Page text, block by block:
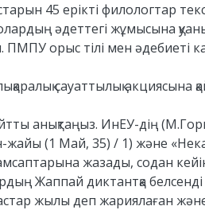
45 ерікті филологтар
әдеттегі жұмысына
ПМПУ орыс тілі мен әдебиеті
сауаттылық акциясына
анықтаңыз. ИнЕУ-дің
жайы (1 Май, 35) / 1) және
жазады, содан
Жаппай диктантқа
жылы деп жариялаған